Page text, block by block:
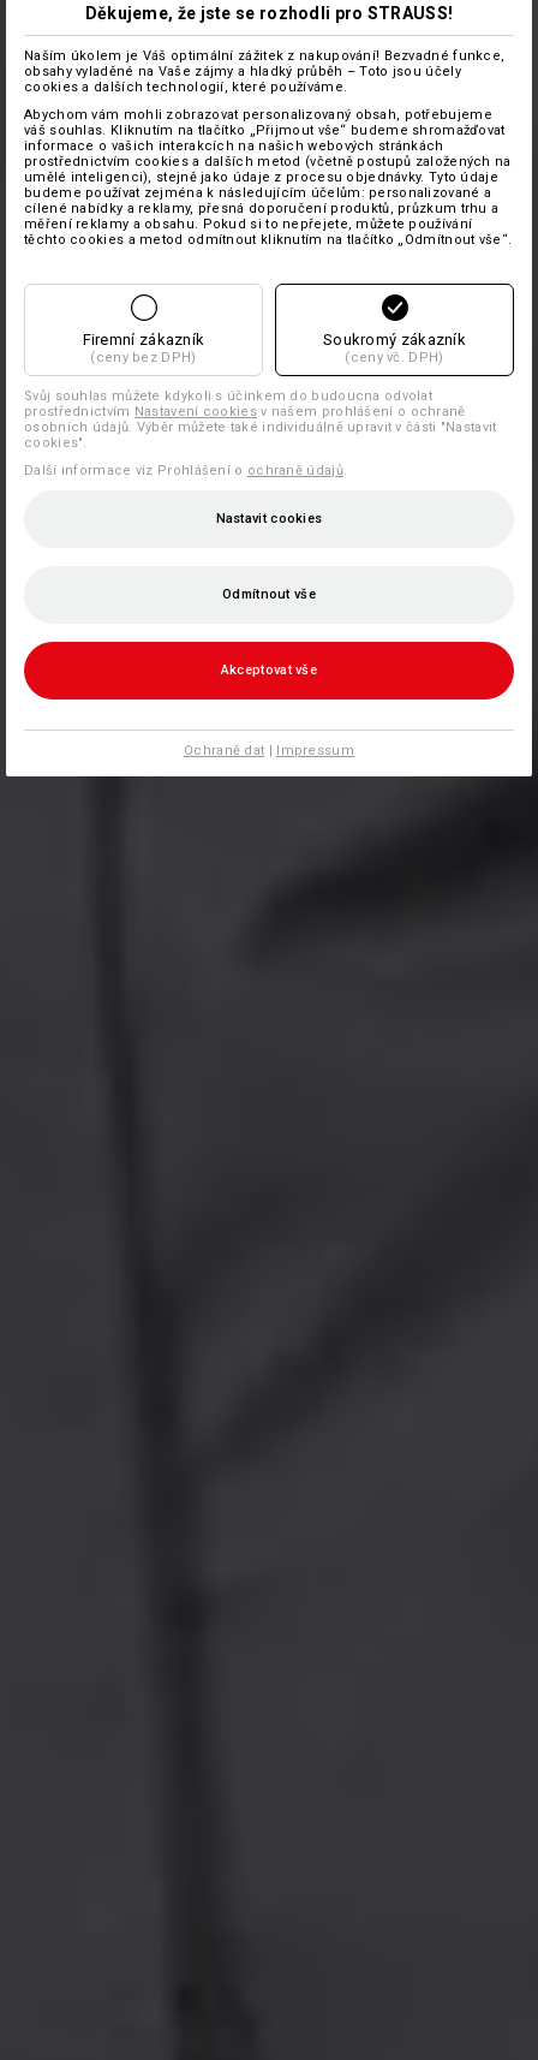
Děkujeme, že jste se rozhodli pro STRAUSS!
Naším úkolem je Váš optimální zážitek z nakupování! Bezvadné funkce,
obsahy vyladěné na Vaše zájmy a hladký průběh – Toto jsou účely
cookies a dalších technologií, které používáme.
Abychom vám mohli zobrazovat personalizovaný obsah, potřebujeme
váš souhlas. Kliknutím na tlačítko „Přijmout vše“ budeme shromažďovat
informace o vašich interakcích na našich webových stránkách
prostřednictvím cookies a dalších metod (včetně postupů založených na
umělé inteligenci), stejně jako údaje z procesu objednávky. Tyto údaje
budeme používat zejména k následujícím účelům: personalizované a
cílené nabídky a reklamy, přesná doporučení produktů, průzkum trhu a
měření reklamy a obsahu. Pokud si to nepřejete, můžete používání
těchto cookies a metod odmítnout kliknutím na tlačítko „Odmítnout vše“.
Firemní zákazník
(ceny bez DPH)
Soukromý zákazník
(ceny vč. DPH)
Svůj souhlas můžete kdykoli s účinkem do budoucna odvolat
prostřednictvím Nastavení cookiesv našem prohlášení o ochraně
osobních údajů. Výběr můžete také individuálně upravit v části "Nastavit
cookies".
Další informace viz Prohlášení o ochraně údajů.
Nastavit cookies
Odmítnout vše
Akceptovat vše
Ochraně dat | Impressum